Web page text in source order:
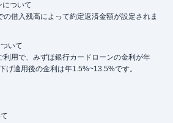
について
借入残高によって約定返済金額が設定されま
いて
用で、みずほ銀行カードローンの金利が年
げ適用後の金利は年1.5%~13.5%です。